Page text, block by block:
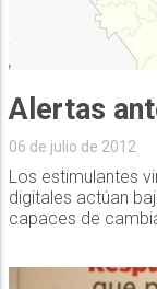
Alertas
06 de julio de 2012
Los estimulantes
digitales actúan
capaces de